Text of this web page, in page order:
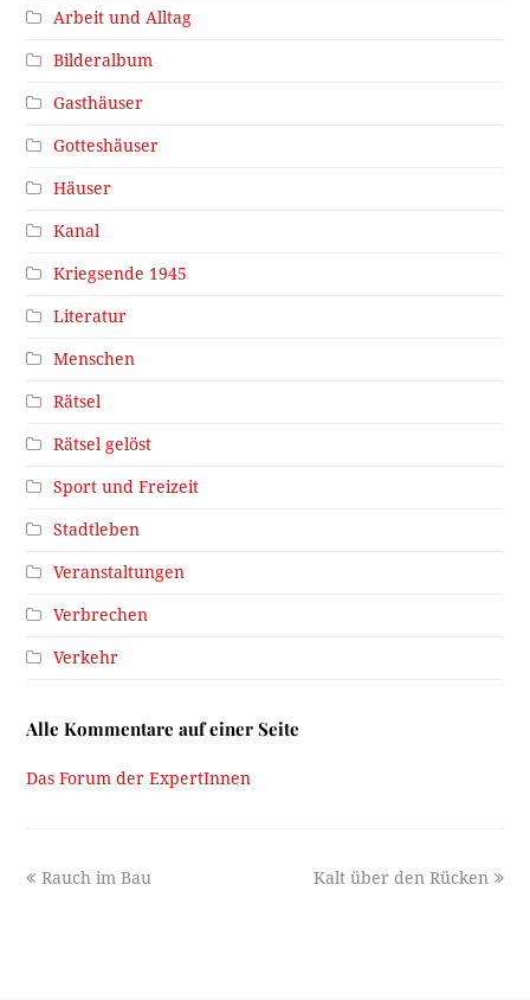
Arbeit und Alltag
Bilderalbum
Gasthäuser
Gotteshäuser
Häuser
Kanal
Kriegsende 1945
Literatur
Menschen
Rätsel
Rätsel gelöst
Sport und Freizeit
Stadtleben
Veranstaltungen
Verbrechen
Verkehr
Alle Kommentare auf einer Seite
Das Forum der ExpertInnen
previous
Rauch im Bau
next
Kalt über den Rücken